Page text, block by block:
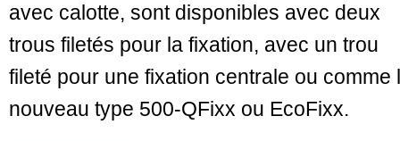
avec calotte, sont disponibles avec deux
trous filetés pour la fixation, avec un trou
fileté pour une fixation centrale ou comme
nouveau type 500-QFixx ou EcoFixx.